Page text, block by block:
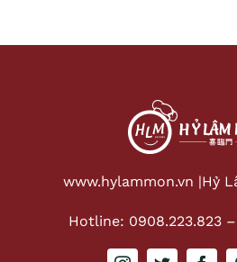
www.hylammon.vn |Hỷ
Hotline: 0908.223.823–